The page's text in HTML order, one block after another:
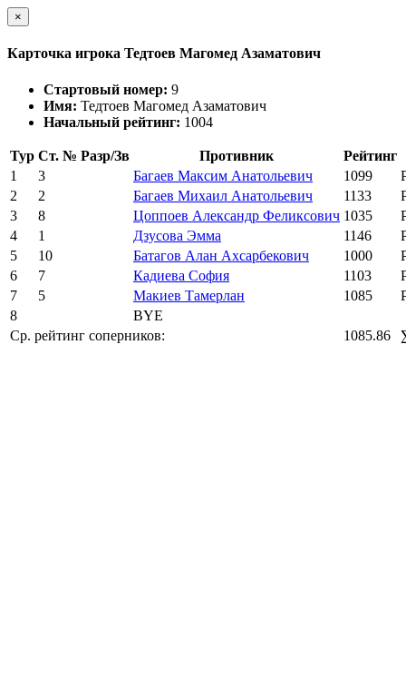
×
Карточка игрока Тедтоев Магомед Азаматович
Стартовый номер: 9
Имя: Тедтоев Магомед Азаматович
Начальный рейтинг: 1004
Тур Ст. № Разр/Зв Противник
Рейтинг
1
3 Багаев Максим Анатольевич 1099
2
2 Багаев Михаил Анатольевич 1133
3
8 Цоппоев Александр Феликсович 1035
4
1 Дзусова Эмма 1146
5
10 Батагов Алан Ахсарбекович 1000
6
7 Кадиева София 1103
7
5 Макиев Тамерлан 1085
8
BYE
Ср. рейтинг соперников:
1085.86